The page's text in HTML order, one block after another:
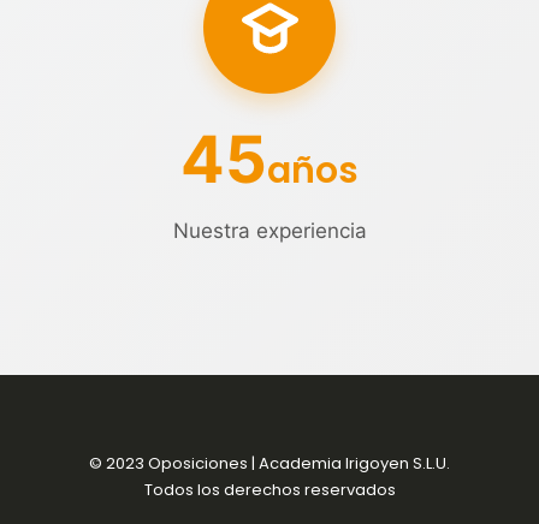
45años
Nuestra experiencia
© 2023 Oposiciones | Academia Irigoyen S.L.U.
Todos los derechos reservados